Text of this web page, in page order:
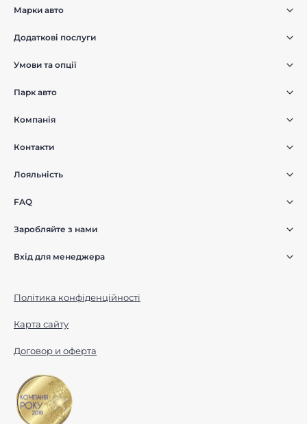
Марки авто
Додаткові послуги
Умови та опції
Парк авто
Компанія
Контакти
Лояльність
FAQ
Заробляйте з нами
Вхід для менеджера
Політика конфіденційності
Карта сайту
Договор и оферта